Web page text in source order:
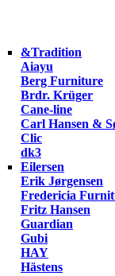
&Tradition
Aiayu
Berg Furniture
Brdr. Krüger
Cane-line
Carl Hansen &
Clic
dk3
Eilersen
Erik Jørgensen
Fredericia
Fritz Hansen
Guardian
Gubi
HAY
Hästens